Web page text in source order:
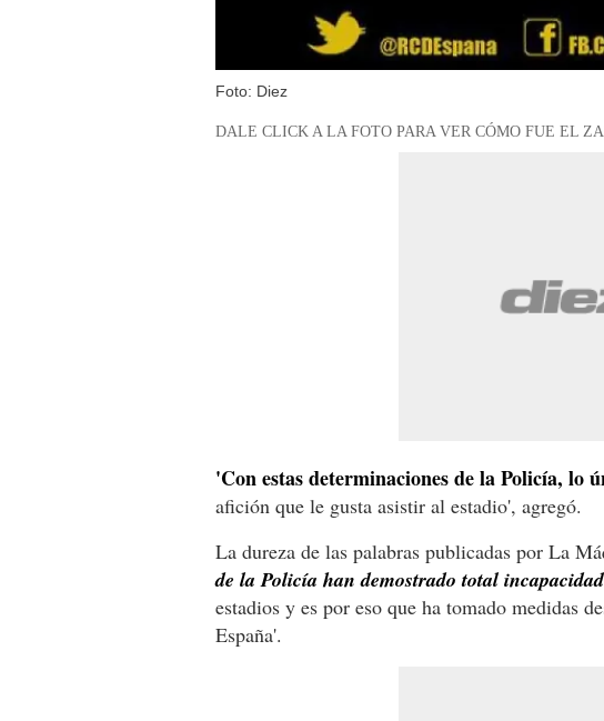
Foto: Diez
DALE CLICK A LA FOTO PARA VER CÓMO FUE EL
'Con estas determinaciones de la Policía, lo
afición que le gusta asistir al estadio', agregó.
La dureza de las palabras publicadas por La
de la Policía han demostrado total
estadios y es por eso que ha tomado medidas
España'.